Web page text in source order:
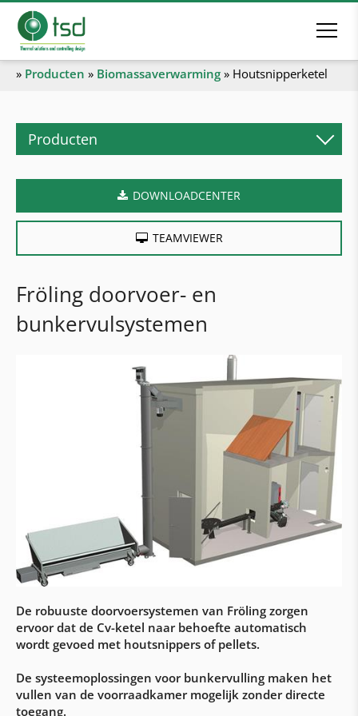
» Producten » Biomassaverwarming » Houtsnipperketel
Producten
Combiketel
Houtsnipperketel
Industriële verwarmingsketel
Verwarmingscontainer
Premies & subsidies
Woning- en onderstations
Regeling & visualisatie aqo360°
Woningstations
Gebouwautomatisering & elektrische
werkzaamheden
Automatisering met Siemens & Loytec
Bouw van schakelkasten
Elektrische werkzaamheden & bekabeling
Klantenservice
DOWNLOADCENTER
TEAMVIEWER
Fröling doorvoer- en
bunkervulsystemen
De robuuste doorvoersystemen van Fröling zorgen
ervoor dat de Cv-ketel naar behoefte automatisch
wordt gevoed met houtsnippers of pellets.
De systeemoplossingen voor bunkervulling maken het
vullen van de voorraadkamer mogelijk zonder directe
toegang.